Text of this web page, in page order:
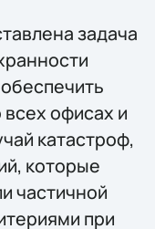
задача
офисах и
катастроф,
которые
частичной
при